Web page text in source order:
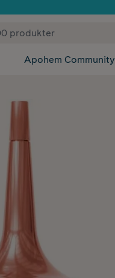
Apohem Community